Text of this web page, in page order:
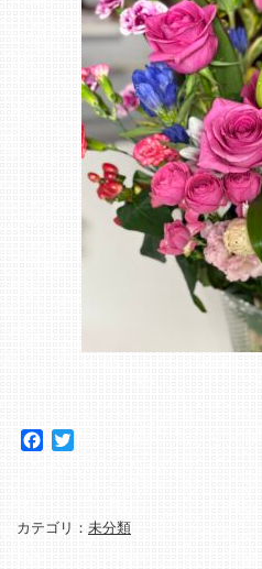
Facebook
カテゴリ： 未分類